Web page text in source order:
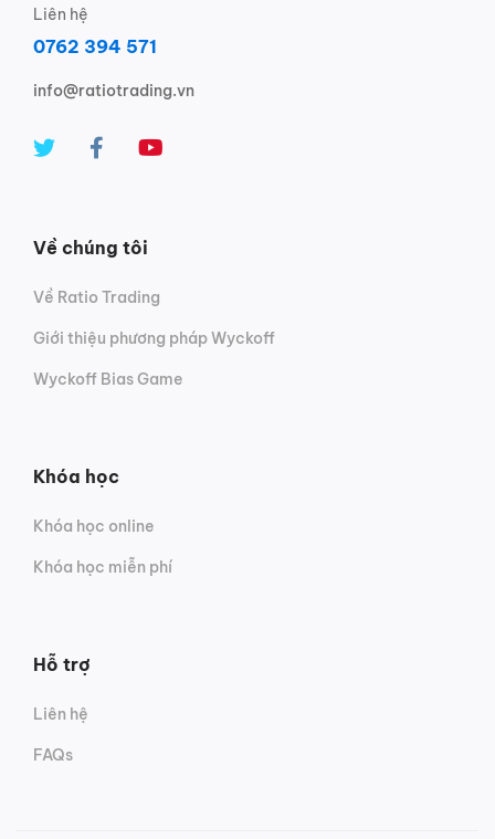
Liên hệ
0762 394 571
info@ratiotrading.vn
Về chúng tôi
Về Ratio Trading
Giới thiệu phương pháp Wyckoff
Wyckoff Bias Game
Khóa học
Khóa học online
Khóa học miễn phí
Hỗ trợ
Liên hệ
FAQs